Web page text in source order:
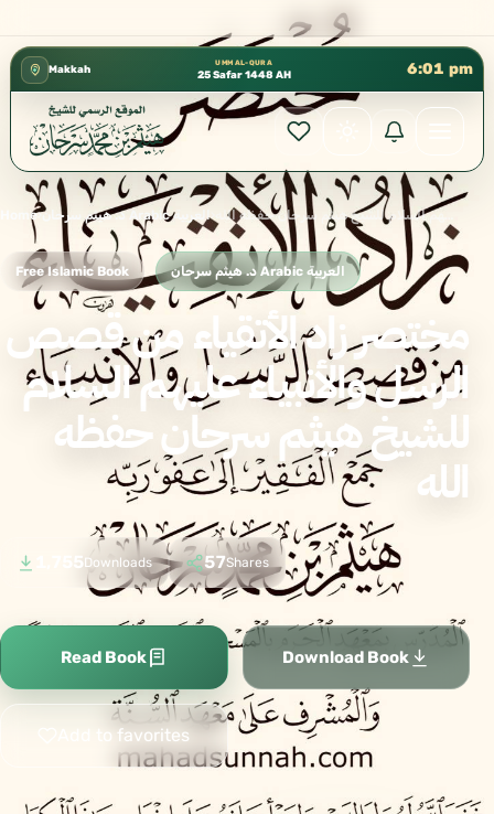
Makkah
UMM AL-QURA
25 Safar 1448 AH 6:01 pm
Home› د. هيثم سرحان Arabic العربية›
Free Islamic Book د. هيثم سرحان Arabic العربية
مختصر زاد الأتقياء من قصص
الرسل والأنبياء عليهم السلام
للشيخ هيثم سرحان حفظه
الله
1,755 Downloads 57Shares
Read Book Download Book
Add to favorites